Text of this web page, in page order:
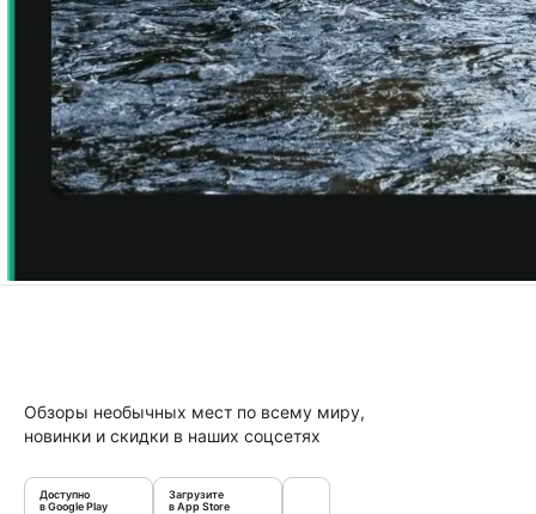
Обзоры необычных мест по всему миру,
новинки и скидки в наших соцсетях
Доступно
в Google Play
Загрузите
в App Store